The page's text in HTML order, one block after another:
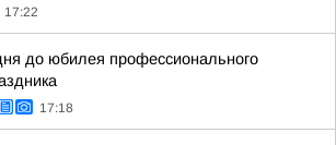
17:22
до юбилея профессионального
17:18